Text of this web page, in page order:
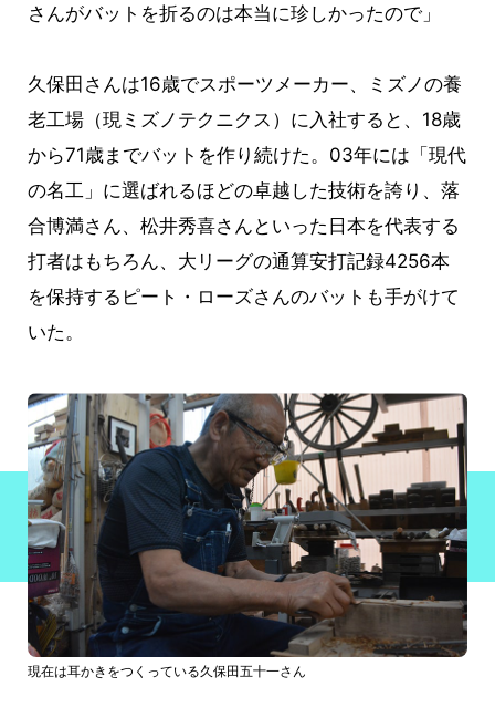
さんがバットを折るのは本当に珍しかったので」
久保田さんは16歳でスポーツメーカー、ミズノの養
老工場（現ミズノテクニクス）に入社すると、18歳
から71歳までバットを作り続けた。03年には「現代
の名工」に選ばれるほどの卓越した技術を誇り、落
合博満さん、松井秀喜さんといった日本を代表する
打者はもちろん、大リーグの通算安打記録4256本
を保持するピート・ローズさんのバットも手がけて
いた。
現在は耳かきをつくっている久保田五十一さん